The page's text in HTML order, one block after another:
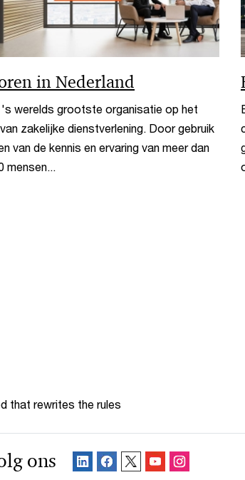
in Nederland
's werelds grootste organisatie op het
zakelijke dienstverlening. Door gebruik
van de kennis en ervaring van meer dan
mensen...
that rewrites the rules
ons